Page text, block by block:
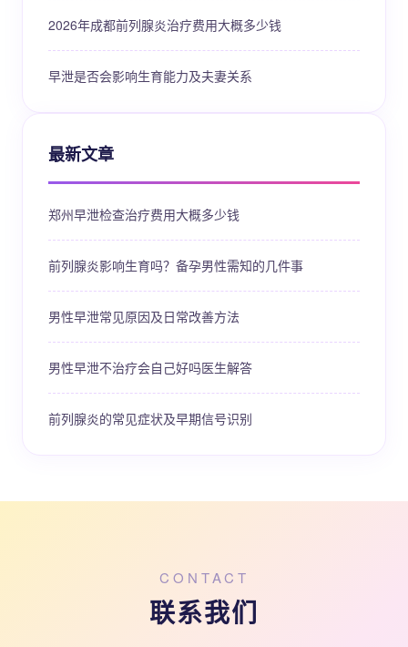
2026年成都前列腺炎治疗费用大概多少钱
早泄是否会影响生育能力及夫妻关系
最新文章
郑州早泄检查治疗费用大概多少钱
前列腺炎影响生育吗？备孕男性需知的几件事
男性早泄常见原因及日常改善方法
男性早泄不治疗会自己好吗医生解答
前列腺炎的常见症状及早期信号识别
CONTACT
联系我们